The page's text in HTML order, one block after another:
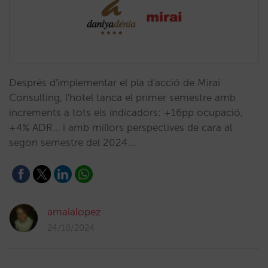
Després d'implementar el pla d'acció de Mirai
Consulting, l'hotel tanca el primer semestre amb
increments a tots els indicadors: +16pp ocupació,
+4% ADR... i amb millors perspectives de cara al
segon semestre del 2024.…
amaialopez
24/10/2024